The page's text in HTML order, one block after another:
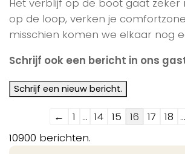
Het verblijf op de boot gaat zeker
op de loop, verken je
misschien komen we elkaar nog
Schrijf ook een bericht in ons
Navigatie
door
de
← 1 ... 14 15 16 17 18 ...
10900 berichten.